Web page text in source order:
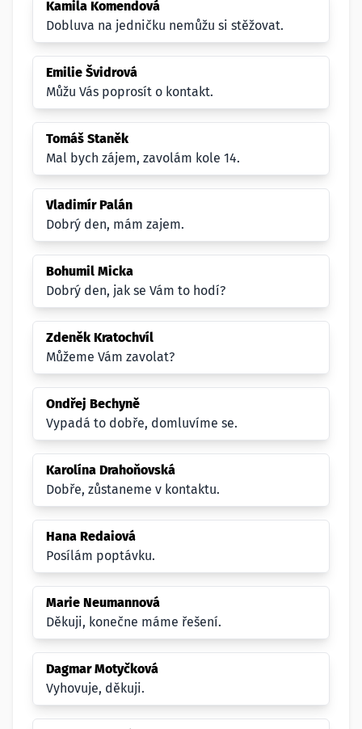
Kamila Komendová
Dobluva na jedničku nemůžu si stěžovat.
Emilie Švidrová
Můžu Vás poprosít o kontakt.
Tomáš Staněk
Mal bych zájem, zavolám kole 14.
Vladimír Palán
Dobrý den, mám zajem.
Bohumil Micka
Dobrý den, jak se Vám to hodí?
Zdeněk Kratochvíl
Můžeme Vám zavolat?
Ondřej Bechyně
Vypadá to dobře, domluvíme se.
Karolína Drahoňovská
Dobře, zůstaneme v kontaktu.
Hana Redaiová
Posílám poptávku.
Marie Neumannová
Děkuji, konečne máme řešení.
Dagmar Motyčková
Vyhovuje, děkuji.